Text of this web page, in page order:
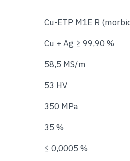
Cu-ETP M1E R
Cu + Ag ≥ 99,90 %
58,5 MS/m
53 HV
350 MPa
35 %
≤ 0,0005 %